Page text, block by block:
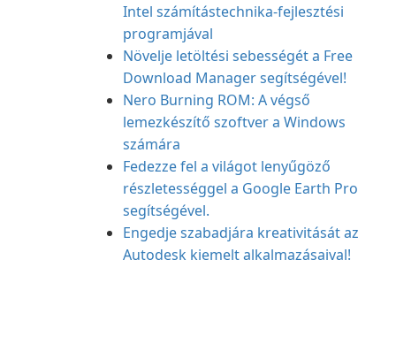
Intel számítástechnika-fejlesztési
programjával
Növelje letöltési sebességét a Free
Download Manager segítségével!
Nero Burning ROM: A végső
lemezkészítő szoftver a Windows
számára
Fedezze fel a világot lenyűgöző
részletességgel a Google Earth Pro
segítségével.
Engedje szabadjára kreativitását az
Autodesk kiemelt alkalmazásaival!